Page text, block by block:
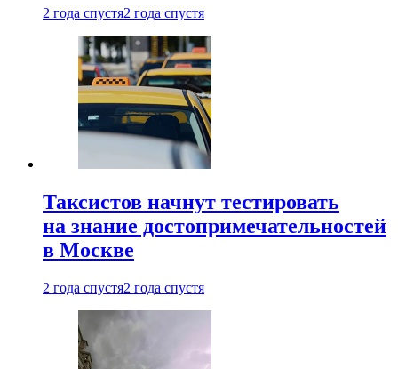
2 года спустя2 года спустя
Таксистов начнут тестировать
на знание достопримечательностей
в Москве
2 года спустя2 года спустя